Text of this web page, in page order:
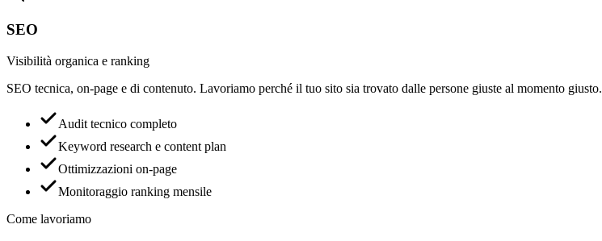
SEO
Visibilità organica e ranking
SEO tecnica, on-page e di contenuto. Lavoriamo perché il tuo sito sia trovato dalle persone giuste al momento giusto.
Audit tecnico completo
Keyword research e content plan
Ottimizzazioni on-page
Monitoraggio ranking mensile
Come lavoriamo